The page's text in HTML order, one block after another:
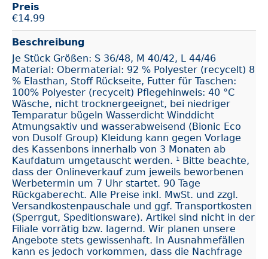
Preis
€14.99
Beschreibung
Je Stück Größen: S 36/48, M 40/42, L 44/46
Material: Obermaterial: 92 % Polyester (recycelt) 8
% Elasthan, Stoff Rückseite, Futter für Taschen:
100% Polyester (recycelt) Pflegehinweis: 40 °C
Wäsche, nicht trocknergeeignet, bei niedriger
Temparatur bügeln Wasserdicht Winddicht
Atmungsaktiv und wasserabweisend (Bionic Eco
von Dusolf Group) Kleidung kann gegen Vorlage
des Kassenbons innerhalb von 3 Monaten ab
Kaufdatum umgetauscht werden. ¹ Bitte beachte,
dass der Onlineverkauf zum jeweils beworbenen
Werbetermin um 7 Uhr startet. 90 Tage
Rückgaberecht. Alle Preise inkl. MwSt. und zzgl.
Versandkostenpauschale und ggf. Transportkosten
(Sperrgut, Speditionsware). Artikel sind nicht in der
Filiale vorrätig bzw. lagernd. Wir planen unsere
Angebote stets gewissenhaft. In Ausnahmefällen
kann es jedoch vorkommen, dass die Nachfrage